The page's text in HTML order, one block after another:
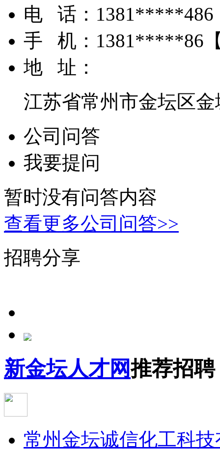
电 话： 1381*****486
手 机： 1381*****86
地 址：
江苏省常州市金坛区
公司问答
我要提问
暂时没有问答内容
查看更多公司问答>>
招聘分享
新金坛人才网推荐招聘
常州金坛诚信化工科